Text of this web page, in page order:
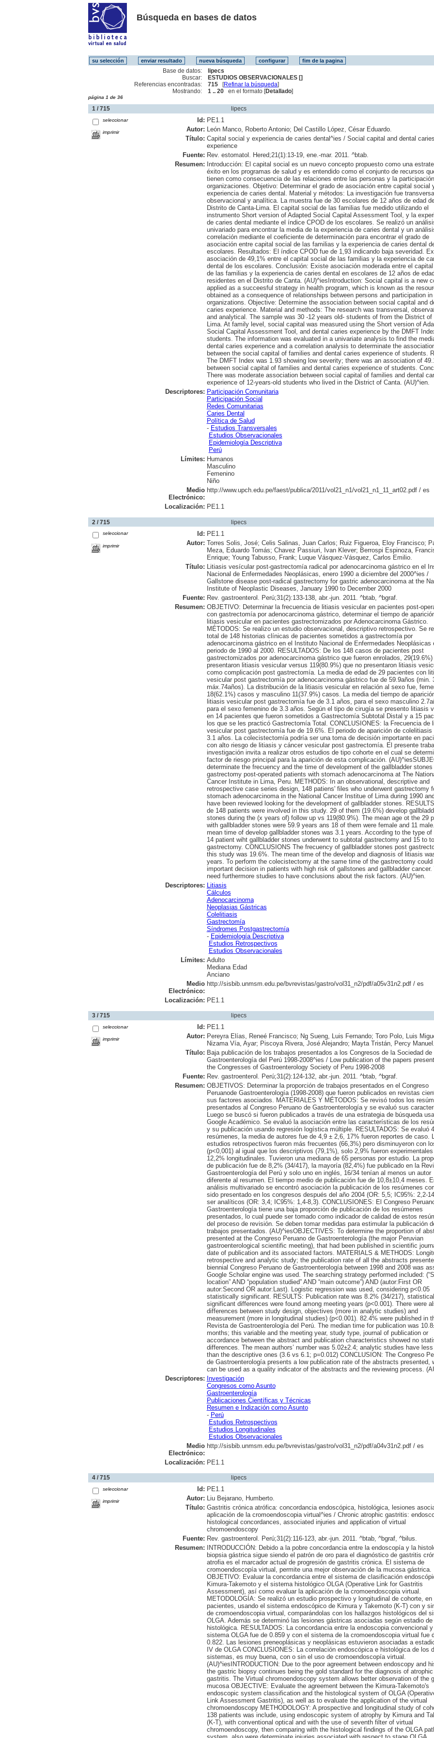
Búsqueda en bases de datos
Base de datos:
lipecs
Buscar:
ESTUDIOS OBSERVACIONALES []
Referencias encontradas:
715 [Refinar la búsqueda]
Mostrando:
1 .. 20 en el formato [Detallado]
página 1 de 36
1 / 715 lipecs
seleccionar
imprimir
Id: PE1.1
Autor: León Manco, Roberto Antonio; Del Castillo López, César Eduardo.
Título: Capital social y experiencia de caries dental^ies / Social capital and dental caries
experience
Fuente: Rev. estomatol. Hered;21(1):13-19, ene.-mar. 2011. ^btab.
Resumen: Introducción: El capital social es un nuevo concepto propuesto como una
éxito en los programas de salud y es entendido como el conjunto de recursos
tienen como consecuencia de las relaciones entre las personas y la
organizaciones. Objetivo: Determinar el grado de asociación entre capital social
experiencia de caries dental. Material y métodos: La investigación fue
observacional y analítica. La muestra fue de 30 escolares de 12 años de edad
Distrito de Canta-Lima. El capital social de las familias fue medido utilizando el
instrumento Short version of Adapted Social Capital Assessment Tool, y la
de caries dental mediante el índice CPOD de los escolares. Se realizó un
univariado para encontrar la media de la experiencia de caries dental y un
correlación mediante el coeficiente de determinación para encontrar el grado de
asociación entre capital social de las familias y la experiencia de caries dental
escolares. Resultados: El índice CPOD fue de 1,93 indicando baja severidad.
asociación de 49,1% entre el capital social de las familias y la experiencia de
dental de los escolares. Conclusión: Existe asociación moderada entre el capital
de las familias y la experiencia de caries dental en escolares de 12 años de edad
residentes en el Distrito de Canta. (AU)^iesIntroduction: Social capital is a new
applied as a succeesful strategy in health program, which is known as the
obtained as a consequence of relationships between persons and participation in
organizations. Objective: Determine the association between social capital and
caries experience. Material and methods: The research was transversal,
and analytical. The sample was 30 -12 years old- students of from the District of
Lima. At family level, social capital was measured using the Short version of
Social Capital Assessment Tool, and dental caries experience by the DMFT
students. The information was evaluated in a univariate analysis to find the
dental caries experience and a correlation analysis to determinate the
between the social capital of families and dental caries experience of students.
The DMFT Index was 1.93 showing low severity; there was an association of
between social capital of families and dental caries experience of students.
There was moderate association between social capital of families and dental
experience of 12-years-old students who lived in the District of Canta. (AU)^ien.
Descriptores: Participación Comunitaria
Participación Social
Redes Comunitarias
Caries Dental
Política de Salud
- Estudios Transversales
Estudios Observacionales
Epidemiología Descriptiva
Perú
Límites: Humanos
Masculino
Femenino
Niño
Medio
Electrónico:
http://www.upch.edu.pe/faest/publica/2011/vol21_n1/vol21_n1_11_art02.pdf / es
Localización: PE1.1
2 / 715 lipecs
seleccionar
imprimir
Id: PE1.1
Autor: Torres Solis, José; Celis Salinas, Juan Carlos; Ruiz Figueroa, Eloy Francisco;
Meza, Eduardo Tomás; Chavez Passiuri, Ivan Klever; Berrospi Espinoza,
Enrique; Young Tabusso, Frank; Luque Vásquez-Vásquez, Carlos Emilio.
Título: Litiasis vesícular post-gastrectomía radical por adenocarcinoma gástrico en el
Nacional de Enfermedades Neoplásicas, enero 1990 a diciembre del 2000^ies /
Gallstone disease post-radical gastrectomy for gastric adenocarcinoma at the
Institute of Neoplastic Diseases, January 1990 to December 2000
Fuente: Rev. gastroenterol. Perú;31(2):133-138, abr.-jun. 2011. ^btab, ^bgraf.
Resumen: OBJETIVO: Determinar la frecuencia de litiasis vesicular en pacientes post-
con gastrectomía por adenocarcinoma gástrico, determinar el tiempo de
litiasis vesicular en pacientes gastrectomizados por Adenocarcinoma Gástrico.
MÉTODOS: Se realizo un estudio observacional, descriptivo retrospectivo. Se
total de 148 historias clínicas de pacientes sometidos a gastrectomía por
adenocarcinoma gástrico en el Instituto Nacional de Enfermedades Neoplásicas
periodo de 1990 al 2000. RESULTADOS: De los 148 casos de pacientes post
gastrectomizados por adenocarcinoma gástrico que fueron enrolados, 29(19.6%)
presentaron litiasis vesicular versus 119(80.9%) que no presentaron litiasis
como complicación post gastrectomía. La media de edad de 29 pacientes con
vesicular post gastrectomía por adenocarcinoma gástrico fue de 59.9años (min.
máx.74años). La distribución de la litiasis vesicular en relación al sexo fue,
18(62.1%) casos y masculino 11(37.9%) casos. La media del tiempo de
litiasis vesicular post gastrectomía fue de 3.1 años, para el sexo masculino
para el sexo femenino de 3.3 años. Según el tipo de cirugía se presento litiasis
en 14 pacientes que fueron sometidos a Gastrectomía Subtotal Distal y a 15
los que se les practicó Gastrectomía Total. CONCLUSIONES: la Frecuencia de
vesicular post gastrectomía fue de 19.6%. El periodo de aparición de colelitiasis
3.1 años. La colecistectomía podría ser una toma de decisión importante en
con alto riesgo de litiasis y cáncer vesicular post gastrectomía. El presente
investigación invita a realizar otros estudios de tipo cohorte en el cual se
factor de riesgo principal para la aparición de esta complicación.
determinate the frecuency and the time of development of the gallbladder stones
gastrectomy post-operated patients with stomach adenocarcinoma at The
Cancer Institute in Lima, Peru. METHODS: In an observational, descriptive and
retrospective case series design, 148 patiens' files who underwent gastrectomy
stomach adenocarcinoma in the National Cancer Institue of Lima during 1990
have been reviewed looking for the development of gallbladder stones.
de 148 patients were involved in this study. 29 of them (19.6%) develop
stones during the (x years of) follow up vs 119(80.9%). The mean age ot the 29
with gallbladder stones were 59.9 years ans 18 of them were female and 11
mean time of develop gallbladder stones was 3.1 years. According to the type of
14 patient wiht gallbladder stones underwent to subtotal gastrectomy and 15 to
gastrectomy. CONCLUSIONS The frecuency of gallbladder stones post
this study was 19.6%. The mean time of the develop and diagnosis of litiasis
years. To perform the colecistectomy at the same time of the gastrectomy could
important decision in patients with high risk of gallstones and gallbladder cancer.
need furthermore studies to have conclusions about the risk factors. (AU)^ien.
Descriptores: Litiasis
Cálculos
Adenocarcinoma
Neoplasias Gástricas
Colelitiasis
Gastrectomía
Síndromes Postgastrectomía
- Epidemiología Descriptiva
Estudios Retrospectivos
Estudios Observacionales
Límites: Adulto
Mediana Edad
Anciano
Medio
Electrónico:
http://sisbib.unmsm.edu.pe/bvrevistas/gastro/vol31_n2/pdf/a05v31n2.pdf / es
Localización: PE1.1
3 / 715 lipecs
seleccionar
imprimir
Id: PE1.1
Autor: Pereyra Elías, Reneé Francisco; Ng Sueng, Luis Fernando; Toro Polo, Luis
Nizama Vía, Ayar; Piscoya Rivera, José Alejandro; Mayta Tristán, Percy Manuel.
Título: Baja publicación de los trabajos presentados a los Congresos de la Sociedad de
Gastroenterología del Perú 1998-2008^ies / Low publication of the papers
the Congresses of Gastroenterology Society of Peru 1998-2008
Fuente: Rev. gastroenterol. Perú;31(2):124-132, abr.-jun. 2011. ^btab, ^bgraf.
Resumen: OBJETIVOS: Determinar la proporción de trabajos presentados en el Congreso
Peruanode Gastroenterología (1998-2008) que fueron publicados en revistas
sus factores asociados. MATERIALES Y MÉTODOS: Se revisó todos los
presentados al Congreso Peruano de Gastroenterología y se evaluó sus
Luego se buscó si fueron publicados a través de una estrategia de búsqueda
Google Académico. Se evaluó la asociación entre las características de los
y su publicación usando regresión logística múltiple. RESULTADOS: Se evaluó
resúmenes, la media de autores fue de 4,9 ± 2,6, 17% fueron reportes de caso.
estudios retrospectivos fueron más frecuentes (66,3%) pero disminuyeron con
(p<0,001) al igual que los descriptivos (79,1%), solo 2,9% fueron
12,2% longitudinales. Tuvieron una mediana de 65 personas por estudio. La
de publicación fue de 8,2% (34/417), la mayoría (82,4%) fue publicado en la
Gastroenterología del Perú y solo uno en inglés, 16/34 tenían al menos un autor
diferente al resumen. El tiempo medio de publicación fue de 10,8±10,4 meses.
análisis multivariado se encontró asociación la publicación de los resúmenes
sido presentado en los congresos después del año 2004 (OR: 5,5; IC95%: 2,2-
ser analíticos (OR: 3,4; IC95%: 1,4-8,3). CONCLUSIONES: El Congreso
Gastroenterología tiene una baja proporción de publicación de los resúmenes
presentados, lo cual puede ser tomado como indicador de calidad de estos
del proceso de revisión. Se deben tomar medidas para estimular la publicación
trabajos presentados. (AU)^iesOBJECTIVES: To determine the proportion of
presented at the Congreso Peruano de Gastroenterología (the major Peruvian
gastroenterological scientific meeting), that had been published in scientific
date of publication and its associated factors. MATERIALS & METHODS:
retrospective and analytic study; the publication rate of all the abstracts
biennial Congreso Peruano de Gastroenterología between 1998 and 2008 was
Google Scholar engine was used. The searching strategy performed included:
location” AND “population studied” AND “main outcome”) AND (autor:First OR
autor:Second OR autor:Last). Logistic regression was used, considering p<0.05
statistically significant. RESULTS: Publication rate was 8.2% (34/217),
significant differences were found among meeting years (p<0.001). There were
differences between study design, objectives (more in analytic studies) and
measurement (more in longitudinal studies) (p<0.001). 82.4% were published in
Revista de Gastroenterología del Perú. The median time for publication was
months; this variable and the meeting year, study type, journal of publication or
accordance between the abstract and publication characteristics showed no
differences. The mean authors’ number was 5.02±2.4; analytic studies have
than the descriptive ones (3.6 vs 6.1; p=0.012) CONCLUSION: The Congreso
de Gastroenterología presents a low publication rate of the abstracts presented,
can be used as a quality indicator of the abstracts and the reviewing process.
Descriptores: Investigación
Congresos como Asunto
Gastroenterología
Publicaciones Científicas y Técnicas
Resumen e Indización como Asunto
- Perú
Estudios Retrospectivos
Estudios Longitudinales
Estudios Observacionales
Medio
Electrónico:
http://sisbib.unmsm.edu.pe/bvrevistas/gastro/vol31_n2/pdf/a04v31n2.pdf / es
Localización: PE1.1
4 / 715 lipecs
seleccionar
imprimir
Id: PE1.1
Autor: Liu Bejarano, Humberto.
Título: Gastritis crónica atrófica: concordancia endoscópica, histológica, lesiones
aplicación de la cromoendoscopia virtual^ies / Chronic atrophic gastritis:
histological concordances, associated injuries and application of virtual
chromoendoscopy
Fuente: Rev. gastroenterol. Perú;31(2):116-123, abr.-jun. 2011. ^btab, ^bgraf, ^bilus.
Resumen:
INTRODUCCIÓN: Debido a la pobre concordancia entre la endoscopía y la
biopsia gástrica sigue siendo el patrón de oro para el diagnóstico de gastritis
atrofia es el marcador actual de progresión de gastritis crónica. El sistema de
cromoendoscopía virtual, permite una mejor observación de la mucosa gástrica.
OBJETIVO: Evaluar la concordancia entre el sistema de clasificación
Kimura-Takemoto y el sistema histológico OLGA (Operative Link for Gastritis
Assessment), así como evaluar la aplicación de la cromoendoscopia virtual.
METODOLOGÍA: Se realizó un estudio prospectivo y longitudinal de cohorte, en
pacientes, usando el sistema endoscópico de Kimura y Takemoto (K-T) con y
de cromoendoscopia virtual, comparándolas con los hallazgos histológicos del
OLGA. Además se determinó las lesiones gástricas asociadas según estadio de
histológica. RESULTADOS: La concordancia entre la endoscopia convencional y
sistema OLGA fue de 0.859 y con el sistema de la cromoendoscopia virtual fue
0.822. Las lesiones preneoplásicas y neoplásicas estuvieron asociadas a
IV de OLGA CONCLUSIONES: La correlación endoscópica e histológica de los
sistemas, es muy buena, con o sin el uso de cromoendoscopía virtual.
(AU)^iesINTRODUCTION: Due to the poor agreement between endoscopy and
the gastric biopsy continues being the gold standard for the diagnosis of
gastritis. The Virtual chromoendoscopy system allows better observation of the
mucosa OBJECTIVE: Evaluate the agreement between the Kimura-Takemoto's
endoscopic system classification and the histological system of OLGA
Link Assessment Gastritis), as well as to evaluate the application of the virtual
chromoendoscopy METHODOLOGY: A prospective and longitudinal study of
138 patients was include, using endoscopic system of atrophy by Kimura and
(K-T), with conventional optical and with the use of seventh filter of virtual
chromoendoscopy, then comparing with the histological findings of the OLGA